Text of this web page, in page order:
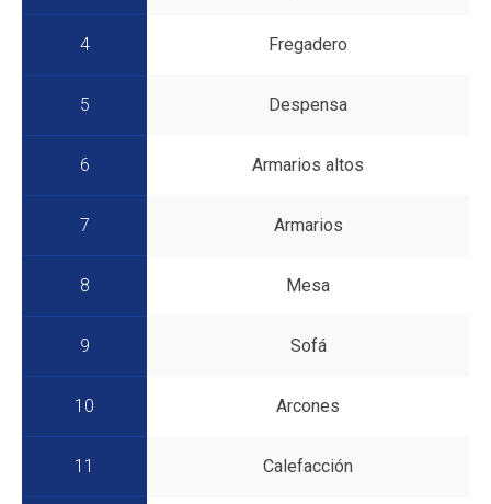
4 Fregadero
5 Despensa
6 Armarios altos
7 Armarios
8 Mesa
9 Sofá
10 Arcones
11 Calefacción